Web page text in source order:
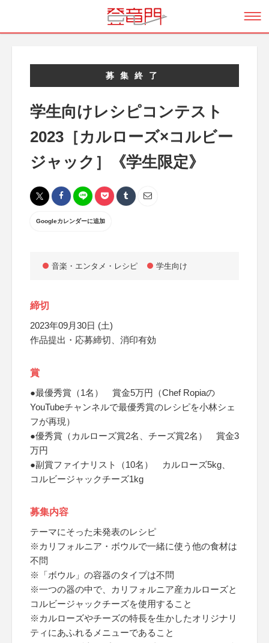
募集終了
学生向けレシピコンテスト
2023［カルローズ×コルビー
ジャック］《学生限定》
Googleカレンダーに追加
音楽・エンタメ・レシピ 学生向け
締切
2023年09月30日 (土)
作品提出・応募締切、消印有効
賞
●最優秀賞（1名） 賞金5万円（Chef Ropiaの
YouTubeチャンネルで最優秀賞のレシピを小林シェ
フが再現）
●優秀賞（カルローズ賞2名、チーズ賞2名） 賞金3
万円
●副賞ファイナリスト（10名） カルローズ5kg、
コルビージャックチーズ1kg
募集内容
テーマにそった未発表のレシピ
※カリフォルニア・ボウルで一緒に使う他の食材は
不問
※「ボウル」の容器のタイプは不問
※一つの器の中で、カリフォルニア産カルローズと
コルビージャックチーズを使用すること
※カルローズやチーズの特長を生かしたオリジナリ
ティにあふれるメニューであること